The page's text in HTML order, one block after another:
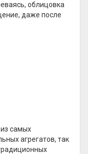
облицовка
даже после
самых
агрегатов, так